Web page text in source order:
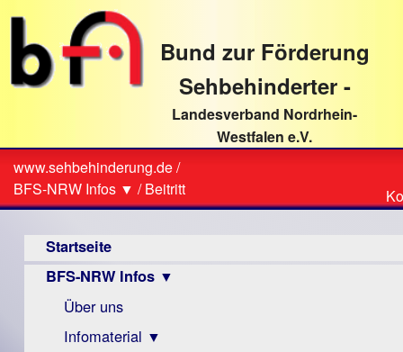
direkt
Textinhalt
Bund zur Förderung
Sehbehinderter -
Landesverband Nordrhein-
Westfalen e.V.
Sie
sind
hier
www.sehbehinderung.de/
BFS-NRW Infos ▼ /Beitritt
Startseite
BFS-NRW Infos ▼
Über uns
Infomaterial ▼